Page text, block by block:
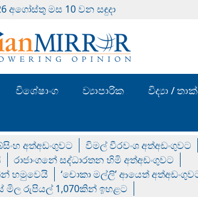
අගෝස්‍තු මස 10 වන සඳුදා
විශේෂාංග ව්‍යාපාරික විද්‍යා /
අත්අඩංගුවට විමල් වීරවංශ අත්අඩංගුවට
රාජාංගනේ සද්ධාරතන හිමි අත්අඩංගුවට
හමුවෙයි
‘චොකා මල්ලි’ ආයෙත්
මිල රුපියල් 1,070කින් ඉහළට